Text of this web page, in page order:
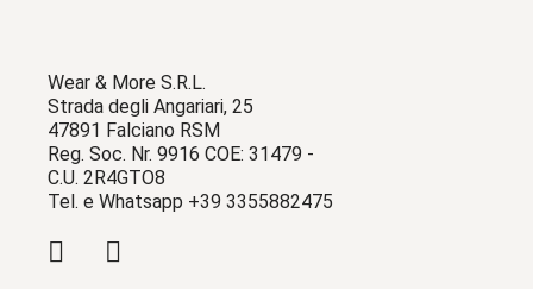
Wear & More S.R.L.
Strada degli Angariari, 25
47891 Falciano RSM
Reg. Soc. Nr. 9916 COE: 31479 -
C.U. 2R4GTO8
Tel. e Whatsapp +39 3355882475